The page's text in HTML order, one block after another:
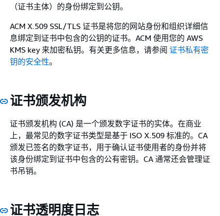
（证书主体）的身份绑定到公钥。
ACM X.509 SSL/TLS 证书是将您的网站身份和组织详细信
息绑定到证书中包含的公钥的证书。ACM 使用您的 AWS
KMS key 来加密私钥。有关更多信息，请参阅 证书私有密
钥的安全性。
证书颁发机构
证书颁发机构 (CA) 是一个颁发数字证书的实体。在商业
上，最常见的数字证书类型是基于 ISO X.509 标准的。CA
颁发已签名的数字证书，用于确认证书使用者的身份并将
该身份绑定到证书中包含的公有密钥。CA 通常还会管理证
书吊销。
证书透明度日志